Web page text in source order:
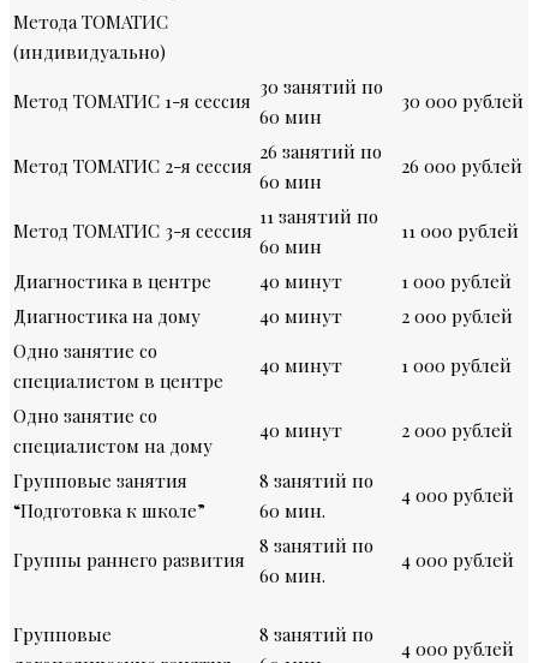
Метода ТОМАТИС
(индивидуально)
Метод ТОМАТИС 1-я сессия
30 занятий по
60 мин
30 000 рублей
Метод ТОМАТИС 2-я сессия
26 занятий по
60 мин
26 000 рублей
Метод ТОМАТИС 3-я сессия
11 занятий по
60 мин
11 000 рублей
Диагностика в центре 40 минут
1 000 рублей
Диагностика на дому
40 минут
2 000 рублей
Одно занятие со
специалистом в центре
40 минут 1 000 рублей
Одно занятие со
специалистом на дому
40 минут 2 000 рублей
Групповые занятия
“Подготовка к школе”
8 занятий по
60 мин.
4 000 рублей
Группы раннего развития
8 занятий по
60 мин.
4 000 рублей
Групповые
8 занятий по
4 000 рублей